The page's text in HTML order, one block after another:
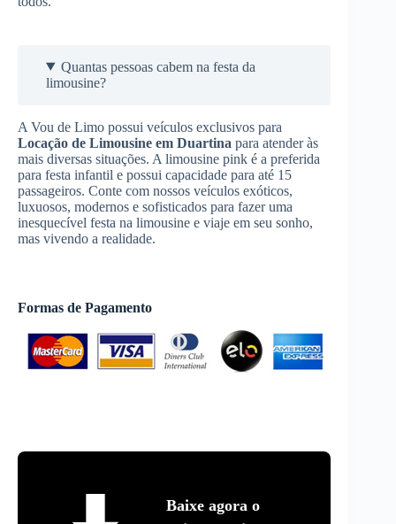
Quantas pessoas cabem na festa da
limousine?
A Vou de Limo possui veículos exclusivos para
Locação de Limousine em Duartina para atender às
mais diversas situações. A limousine pink é a preferida
para festa infantil e possui capacidade para até 15
passageiros. Conte com nossos veículos exóticos,
luxuosos, modernos e sofisticados para fazer uma
inesquecível festa na limousine e viaje em seu sonho,
mas vivendo a realidade.
Formas de Pagamento
Baixe agora o